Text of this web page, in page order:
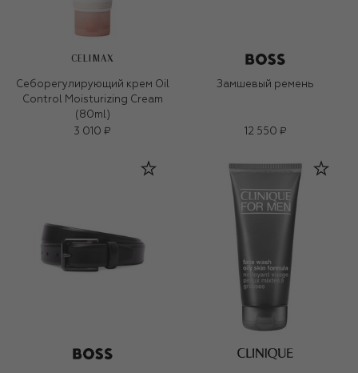
CELIMAX
Себорегулирующий крем Oil
Control Moisturizing Cream
(80ml)
3 010 ₽
Замшевый ремень
12 550 ₽